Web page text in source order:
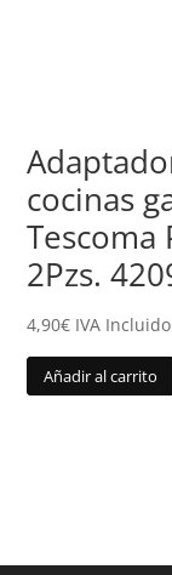
cocinas
Tescoma
2Pzs.
4,90€ IVA Incluido
Añadir al carrito